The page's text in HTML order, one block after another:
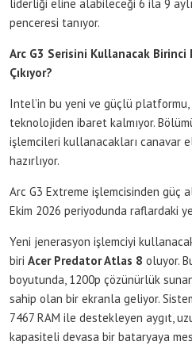
liderliği eline alabileceği 6 ila 9
penceresi tanıyor.
Arc G3 Serisini Kullanacak Birinci
Çıkıyor?
Intel’in bu yeni ve güçlü platformu,
teknolojiden ibaret kalmıyor.
işlemcileri kullanacakları canavar
hazırlıyor.
Arc G3 Extreme işlemcisinden güç
Ekim 2026 periyodunda raflardaki
Yeni jenerasyon işlemciyi
biri Acer Predator Atlas 8 oluyor.
boyutunda, 1200p çözünürlük
sahip olan bir ekranla geliyor.
7467 RAM ile destekleyen aygıt,
kapasiteli devasa bir bataryaya